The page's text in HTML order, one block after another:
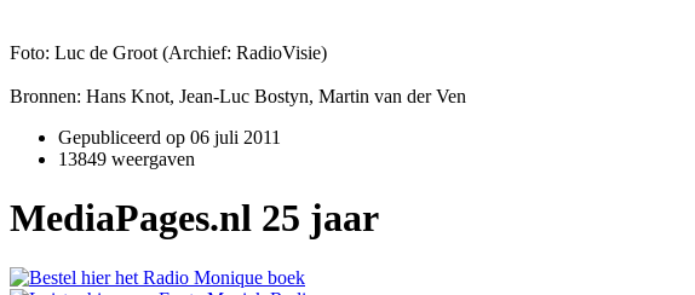
Foto: Luc de Groot (Archief: RadioVisie)
Bronnen: Hans Knot, Jean-Luc Bostyn, Martin van der Ven
Gepubliceerd op 06 juli 2011
13849 weergaven
MediaPages.nl 25 jaar